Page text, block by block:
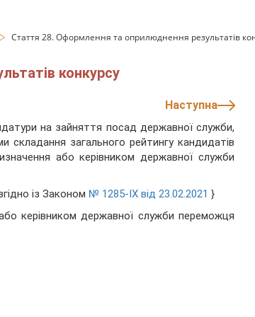
Стаття 28. Оформлення та оприлюднення результатів
конкурсу
Наступна
на зайняття посад державної служби,
складання загального рейтингу кандидатів
або керівником державної служби
із Законом № 1285-IX від 23.02.2021 }
керівником державної служби переможця